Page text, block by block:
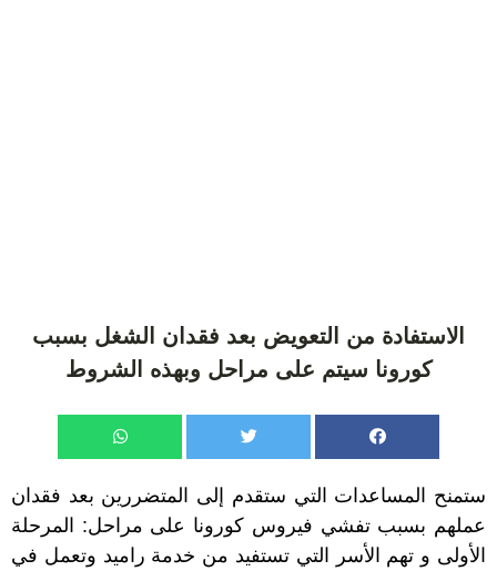
الاستفادة من التعويض بعد فقدان الشغل بسبب
كورونا سيتم على مراحل وبهذه الشروط
ستمنح المساعدات التي ستقدم إلى المتضررين بعد فقدان
عملهم بسبب تفشي فيروس كورونا على مراحل: المرحلة
الأولى و تهم الأسر التي تستفيد من خدمة راميد وتعمل في